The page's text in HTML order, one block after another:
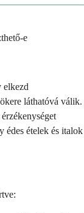
e
elkezd
láthatóvá válik.
édes ételek és italok